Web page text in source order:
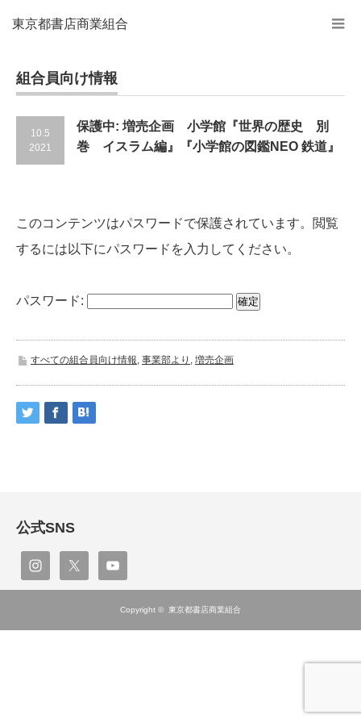
東京都書店商業組合
組合員向け情報
10.5
2021
保護中: 増売企画 小学館『世界の歴史 別
巻 イスラム編』『小学館の図鑑NEO 鉄道』
このコンテンツはパスワードで保護されています。閲覧
するには以下にパスワードを入力してください。
パスワード:
すべての組合員向け情報, 事業部より , 増売企画
公式SNS
Copyright © 東京都書店商業組合